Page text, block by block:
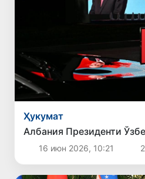
Ҳукумат
Албания Президенти
16 июн 2026, 10:21